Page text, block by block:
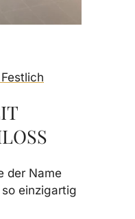
der Name
einzigartig